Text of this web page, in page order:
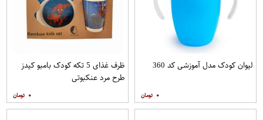
لیوان کودک مدل آموزشی کد 360
۰
ظرف غذای 5 تکه کودک بامبو کیدز
طرح مرد عنکبوتی
۰